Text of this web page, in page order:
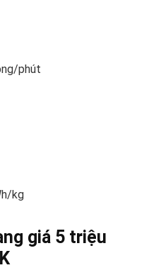
phút
kg
giá 5 triệu